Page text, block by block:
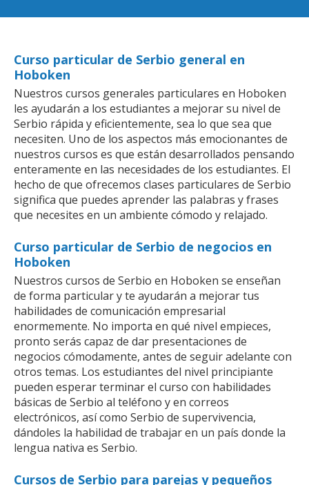
Curso particular de Serbio general en
Hoboken
Nuestros cursos generales particulares en Hoboken
les ayudarán a los estudiantes a mejorar su nivel de
Serbio rápida y eficientemente, sea lo que sea que
necesiten. Uno de los aspectos más emocionantes de
nuestros cursos es que están desarrollados pensando
enteramente en las necesidades de los estudiantes. El
hecho de que ofrecemos clases particulares de Serbio
significa que puedes aprender las palabras y frases
que necesites en un ambiente cómodo y relajado.
Curso particular de Serbio de negocios en
Hoboken
Nuestros cursos de Serbio en Hoboken se enseñan
de forma particular y te ayudarán a mejorar tus
habilidades de comunicación empresarial
enormemente. No importa en qué nivel empieces,
pronto serás capaz de dar presentaciones de
negocios cómodamente, antes de seguir adelante con
otros temas. Los estudiantes del nivel principiante
pueden esperar terminar el curso con habilidades
básicas de Serbio al teléfono y en correos
electrónicos, así como Serbio de supervivencia,
dándoles la habilidad de trabajar en un país donde la
lengua nativa es Serbio.
Cursos de Serbio para parejas y pequeños